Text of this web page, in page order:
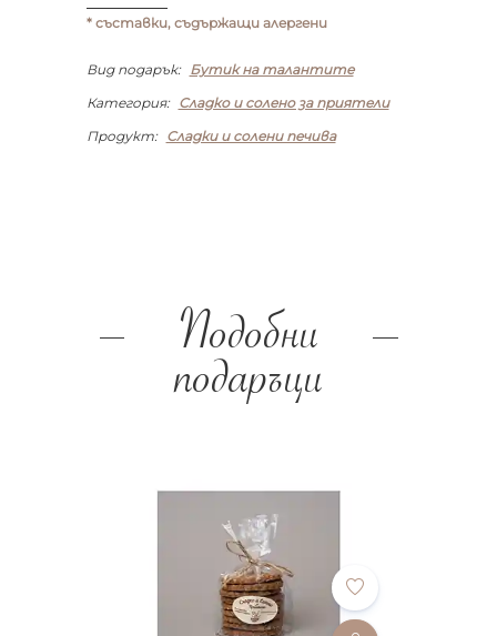
* съставки, съдържащи алергени
Вид подарък:
Бутик на талантите
Категория:
Сладко и солено за приятели
Продукт:
Сладки и солени печива
Подобни
подаръци